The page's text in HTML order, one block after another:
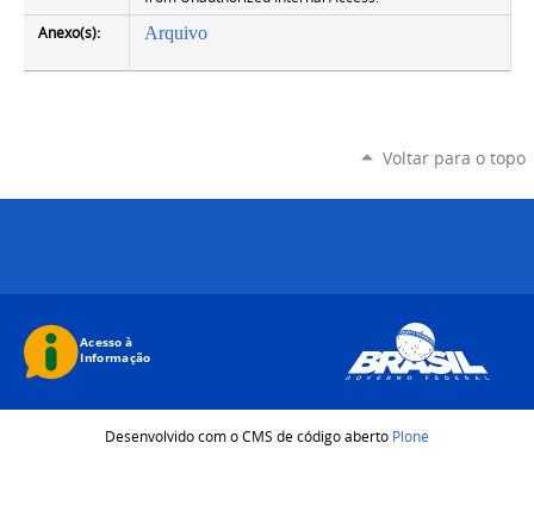
Anexo(s):
Arquivo
Voltar para o topo
Desenvolvido com o CMS de código aberto Plone